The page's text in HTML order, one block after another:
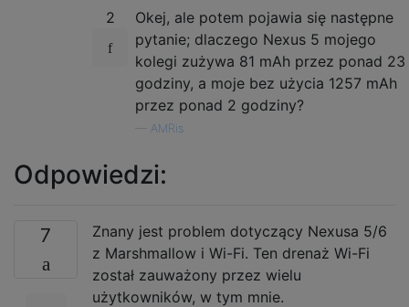
2
Okej, ale potem pojawia się następne
pytanie; dlaczego Nexus 5 mojego
kolegi zużywa 81 mAh przez ponad 23
godziny, a moje bez użycia 1257 mAh
przez ponad 2 godziny?
AMRis
Odpowiedzi:
7
Znany jest problem dotyczący Nexusa 5/6
z Marshmallow i Wi-Fi. Ten drenaż Wi-Fi
został zauważony przez wielu
użytkowników, w tym mnie.